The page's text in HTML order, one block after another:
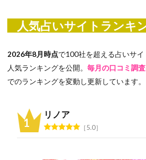
人気占いサイトランキ
2026年8月時点で100社を超える占いサ
人気ランキングを公開。 毎月の口コミ調査
でのランキングを変動し更新しています。
リノア
5.0